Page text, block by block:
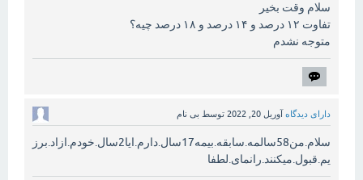
سلام وقت بخیر
تفاوت ۱۲ درصد و ۱۴ درصد و ۱۸ درصد چیه؟
متوجه نشدم
دارای دیدگاه آوریل 20, 2022 توسط بی نام
سلام.من58سالمه.سابقه.بیمه17سال.دارم.ایا2سال.خودم.ازاد.برز
یم.قبول.میکنند.رانمای.لطفا